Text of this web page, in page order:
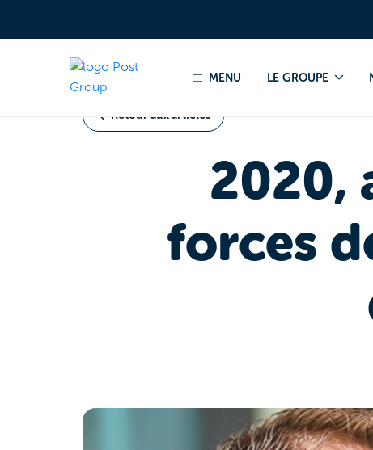
MENU LE GROUPE
Retour aux articles
2020,
forces